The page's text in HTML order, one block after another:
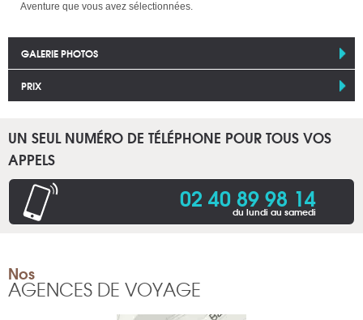
Aventure que vous avez sélectionnées.
GALERIE PHOTOS
PRIX
UN SEUL NUMÉRO DE TÉLÉPHONE POUR TOUS VOS
APPELS
02 40 89 98 14
du lundi au samedi
Nos
AGENCES DE VOYAGE